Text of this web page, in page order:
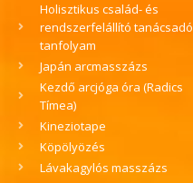
Holisztikus család- és
rendszerfelállító tanácsadó
tanfolyam
Japán arcmasszázs
Kezdő arcjóga óra (Radics
Tímea)
Kineziotape
Köpölyözés
Lávakagylós masszázs